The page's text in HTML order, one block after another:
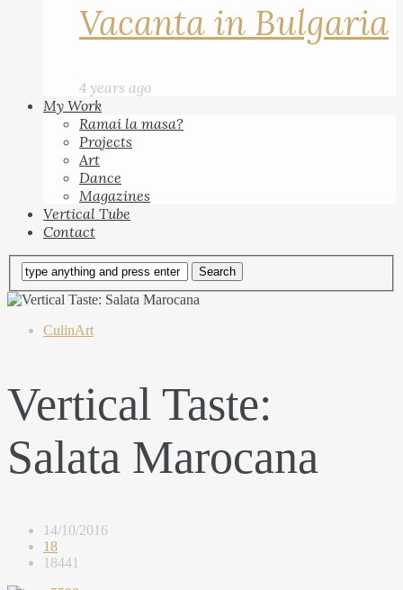
Vacanta in Bulgaria
4 years ago
My Work
Ramai la masa?
Projects
Art
Dance
Magazines
Vertical Tube
Contact
CulinArt
Vertical Taste:
Salata Marocana
14/10/2016
18
18441